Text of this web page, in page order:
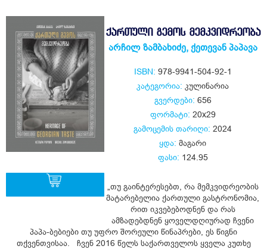
ᲥᲐᲠᲗᲣᲚᲘ ᲒᲔᲛᲝᲡ ᲛᲔᲛᲙᲕᲘᲓᲠᲔᲝᲑᲐ
არჩილ ზამბახიძე, ქეთევან პაპავა
ISBN: 978-9941-504-92-1
კატეგორია: კულინარია
გვერდები: 656
ფორმატი: 20x29
გამოცემის თარიღი: 2024
ყდა: მაგარი
ფასი: 124.95
„თუ გაინტერესებთ, რა მემკვიდრეობის
მატარებელია ქართული გასტრონომია,
რით იკვებებოდნენ და რას
ამზადებდნენ ყოველდღიურად ჩვენი
პაპა-ბებიები თუ უფრო შორეული წინაპრები, ეს წიგნი
თქვენთვისაა. ჩვენ 2016 წელს საქართველოს ყველა კუთხე